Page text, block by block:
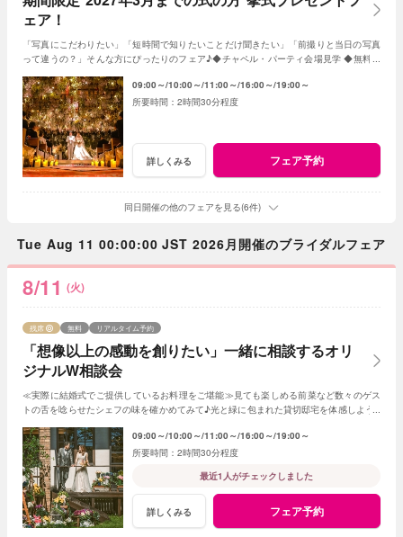
ェア！
「写真にこだわりたい」「短時間で知りたいことだけ聞きたい」「前撮りと当日の写真
って違うの？」そんな方にぴったりのフェア♪◆チャペル・パーティ会場見学 ◆無料フ
09:00～ 10:00～ 11:00～ 16:00～ 19:00～
2時間30分程度
詳しくみる フェア予約
同日開催の他のフェアを見る(6件)
Tue Aug 11 00:00:00 JST 2026月開催のブライダルフェア
8/11 (火)
「想像以上の感動を創りたい」一緒に相談するオリ
ジナルW相談会
残席 無料 リアルタイム予約
≪実際に結婚式でご提供しているお料理をご堪能≫見ても楽しめる前菜など数々のゲス
トの舌を唸らせたシェフの味を確かめてみて♪光と緑に包まれた貸切邸宅を体感しよう♪
09:00～ 10:00～ 11:00～ 16:00～ 19:00～
2時間30分程度
最近1人がチェックしました
詳しくみる フェア予約